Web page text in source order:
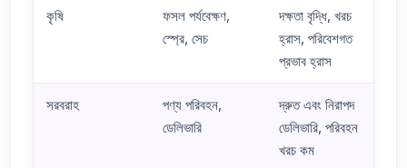
কৃষি
ফসল পর্যবেক্ষণ,
স্প্রে, সেচ
দক্ষতা বৃদ্ধি, খরচ
হ্রাস, পরিবেশগত
প্রভাব হ্রাস
সরবরাহ
পণ্য পরিবহন,
ডেলিভারি
দ্রুত এবং নিরাপদ
ডেলিভারি, পরিবহন
খরচ কম